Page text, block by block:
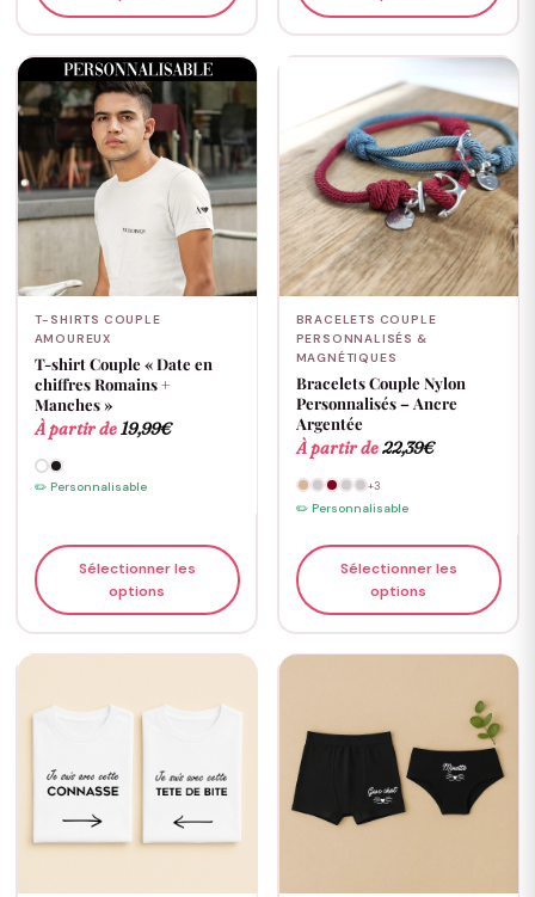
T-SHIRTS COUPLE
AMOUREUX
T-shirt Couple « Date en
chiffres Romains +
Manches »
À partir de19,99€
✏️ Personnalisable
Sélectionner les
options
BRACELETS COUPLE
PERSONNALISÉS &
MAGNÉTIQUES
Bracelets Couple Nylon
Personnalisés – Ancre
Argentée
À partir de22,39€
+3
✏️ Personnalisable
Sélectionner les
options